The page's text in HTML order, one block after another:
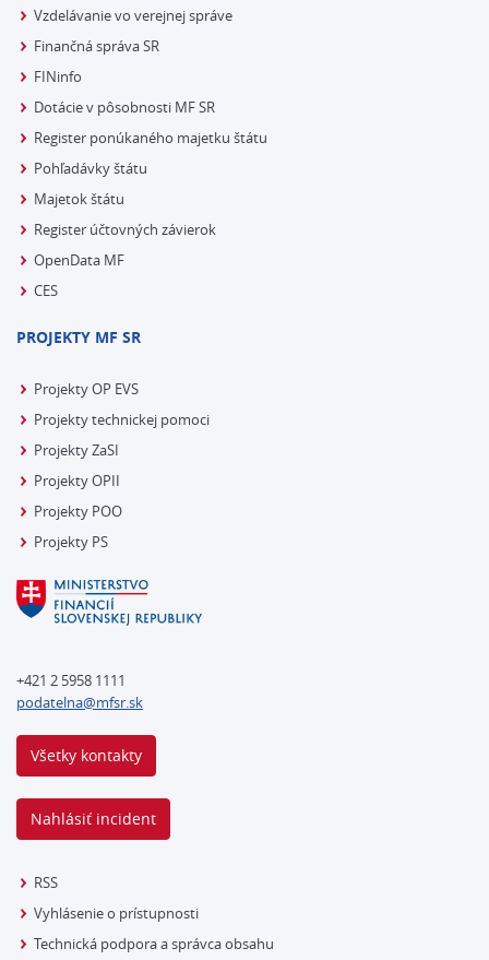
Vzdelávanie vo verejnej správe
Finančná správa SR
FINinfo
Dotácie v pôsobnosti MF SR
Register ponúkaného majetku štátu
Pohľadávky štátu
Majetok štátu
Register účtovných závierok
OpenData MF
CES
PROJEKTY MF SR
Projekty OP EVS
Projekty technickej pomoci
Projekty ZaSI
Projekty OPII
Projekty POO
Projekty PS
+421 2 5958 1111
podatelna@mfsr.sk
Všetky kontakty
Nahlásiť incident
RSS
Vyhlásenie o prístupnosti
Technická podpora a správca obsahu